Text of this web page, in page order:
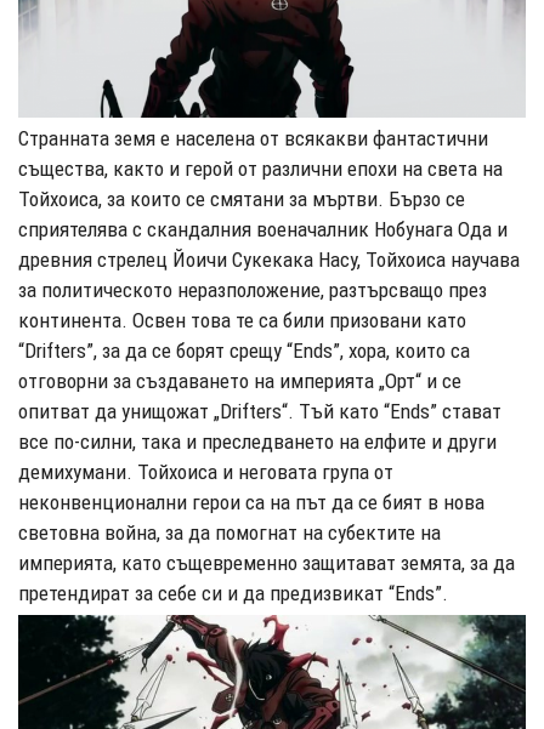
Странната земя е населена от всякакви фантастични
същества, както и герой от различни епохи на света на
Тойхоиса, за които се смятани за мъртви. Бързо се
сприятелява с скандалния военачалник Нобунага Ода и
древния стрелец Йоичи Сукекака Насу, Тойхоиса научава
за политическото неразположение, разтърсващо през
континента. Освен това те са били призовани като
“Drifters”, за да се борят срещу “Ends”, хора, които са
отговорни за създаването на империята „Орт“ и се
опитват да унищожат „Drifters“. Тъй като “Ends” стават
все по-силни, така и преследването на елфите и други
демихумани. Тойхоиса и неговата група от
неконвенционални герои са на път да се бият в нова
световна война, за да помогнат на субектите на
империята, като същевременно защитават земята, за да
претендират за себе си и да предизвикат “Ends”.